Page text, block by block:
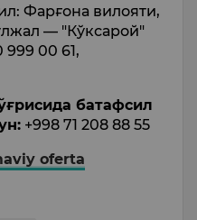
Фарғона вилояти,
— "Кўксарой"
999 00 61,
батафсил
+998 71 208 88 55
oferta